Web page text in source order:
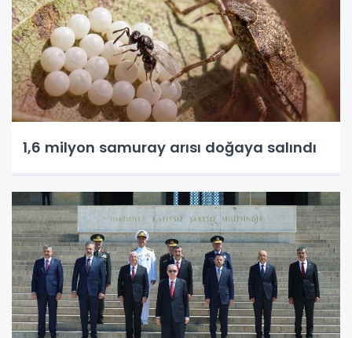
1,6 milyon samuray arısı doğaya salındı